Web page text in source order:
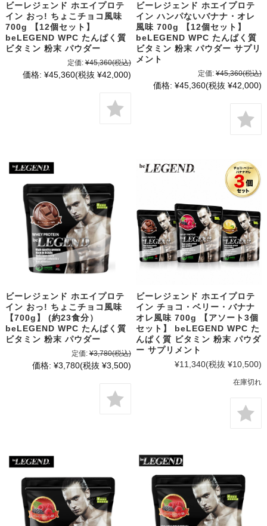
ビーレジェンド ホエイプロテ
イン おっ! ちょこチョコ風味
700g 【12個セット】
beLEGEND WPC たんぱく質
ビタミン 粉末 パウダー
定価: ¥45,360(税込)
価格: ¥45,360(税抜 ¥42,000)
ビーレジェンド ホエイプロテ
イン ハンパないバナナ・オレ
風味 700g 【12個セット】
beLEGEND WPC たんぱく質
ビタミン 粉末 パウダー サプリ
メント
定価: ¥45,360(税込)
価格: ¥45,360(税抜 ¥42,000)
ビーレジェンド ホエイプロテ
イン おっ! ちょこチョコ風味
【700g】 (約23食分）
beLEGEND WPC たんぱく質
ビタミン 粉末 パウダー
定価: ¥3,780(税込)
価格: ¥3,780(税抜 ¥3,500)
ビーレジェンド ホエイプロテ
イン チョコ・ベリー・バナナ
オレ風味 700g 【アソート3個
セット】 beLEGEND WPC た
んぱく質 ビタミン 粉末 パウダ
ー サプリメント
¥11,340(税抜 ¥10,500)
在庫切れ